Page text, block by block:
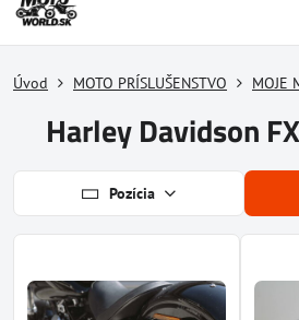
Úvod MOTO PRÍSLUŠENSTVO MOJE
Harley Davidson
Pozícia